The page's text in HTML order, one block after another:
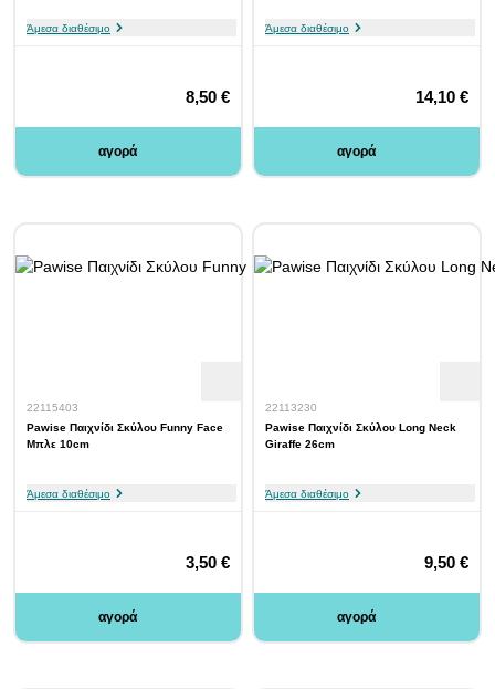
Άμεσα διαθέσιμο
8,50 €
αγορά
Άμεσα διαθέσιμο
14,10 €
αγορά
22115403
Pawise Παιχνίδι Σκύλου Funny Face
Μπλε 10cm
Άμεσα διαθέσιμο
3,50 €
αγορά
22113230
Pawise Παιχνίδι Σκύλου Long Neck
Giraffe 26cm
Άμεσα διαθέσιμο
9,50 €
αγορά